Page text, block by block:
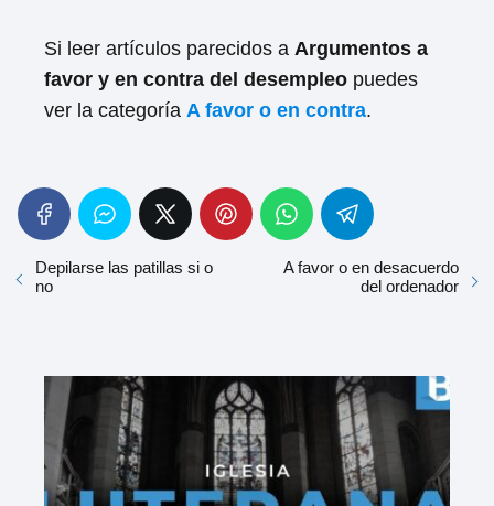
Si leer artículos parecidos a Argumentos a
favor y en contra del desempleo puedes
ver la categoría A favor o en contra.
Depilarse las patillas si o
no
A favor o en desacuerdo
del ordenador